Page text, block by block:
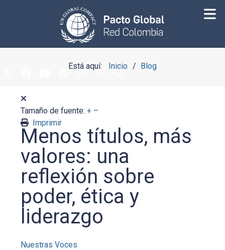
Está aquí: Inicio Blog
Tamaño de fuente: + –
Imprimir
Menos títulos, más
valores: una
reflexión sobre
poder, ética y
liderazgo
Nuestras Voces